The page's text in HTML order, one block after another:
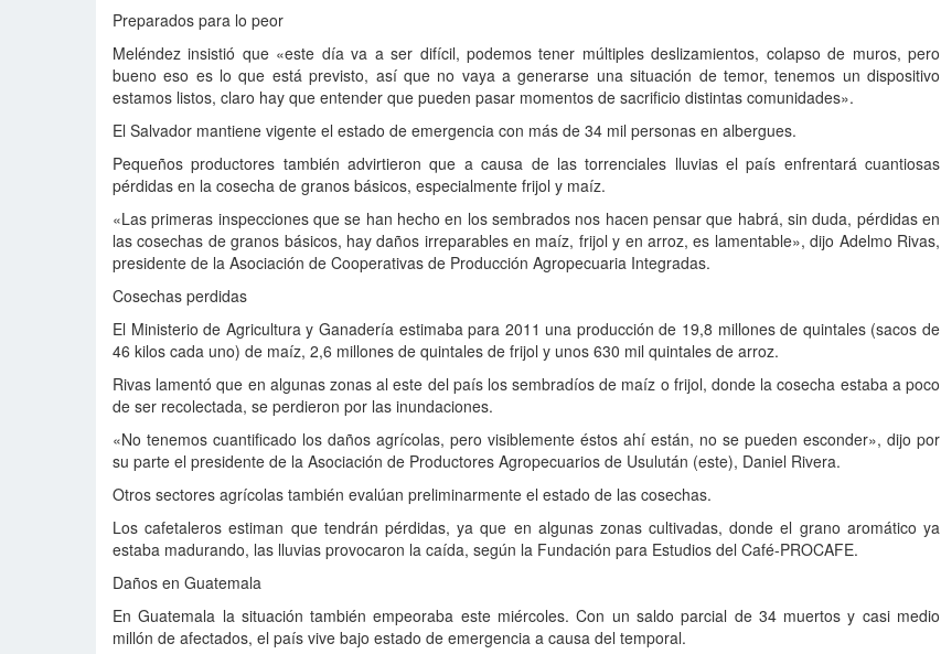
Preparados para lo peor
Meléndez insistió que «este día va a ser difícil, podemos tener múltiples deslizamientos, colapso de muros, pero
bueno eso es lo que está previsto, así que no vaya a generarse una situación de temor, tenemos un dispositivo
estamos listos, claro hay que entender que pueden pasar momentos de sacrificio distintas comunidades».
El Salvador mantiene vigente el estado de emergencia con más de 34 mil personas en albergues.
Pequeños productores también advirtieron que a causa de las torrenciales lluvias el país enfrentará cuantiosas
pérdidas en la cosecha de granos básicos, especialmente frijol y maíz.
«Las primeras inspecciones que se han hecho en los sembrados nos hacen pensar que habrá, sin duda, pérdidas en
las cosechas de granos básicos, hay daños irreparables en maíz, frijol y en arroz, es lamentable», dijo Adelmo Rivas,
presidente de la Asociación de Cooperativas de Producción Agropecuaria Integradas.
Cosechas perdidas
El Ministerio de Agricultura y Ganadería estimaba para 2011 una producción de 19,8 millones de quintales (sacos de
46 kilos cada uno) de maíz, 2,6 millones de quintales de frijol y unos 630 mil quintales de arroz.
Rivas lamentó que en algunas zonas al este del país los sembradíos de maíz o frijol, donde la cosecha estaba a poco
de ser recolectada, se perdieron por las inundaciones.
«No tenemos cuantificado los daños agrícolas, pero visiblemente éstos ahí están, no se pueden esconder», dijo por
su parte el presidente de la Asociación de Productores Agropecuarios de Usulután (este), Daniel Rivera.
Otros sectores agrícolas también evalúan preliminarmente el estado de las cosechas.
Los cafetaleros estiman que tendrán pérdidas, ya que en algunas zonas cultivadas, donde el grano aromático ya
estaba madurando, las lluvias provocaron la caída, según la Fundación para Estudios del Café-PROCAFE.
Daños en Guatemala
En Guatemala la situación también empeoraba este miércoles. Con un saldo parcial de 34 muertos y casi medio
millón de afectados, el país vive bajo estado de emergencia a causa del temporal.